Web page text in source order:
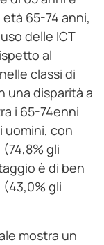
età 65-74 anni,
delle ICT
al
classi di
una disparità a
i 65-74enni
uomini, con
gli
è di ben
(43,0% gli
mostra un